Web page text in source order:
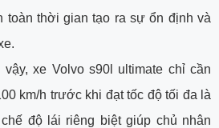
toàn thời gian tạo ra sự ổn định và
xe Volvo s90l ultimate chỉ cần
km/h trước khi đạt tốc độ tối đa là
độ lái riêng biệt giúp chủ nhân